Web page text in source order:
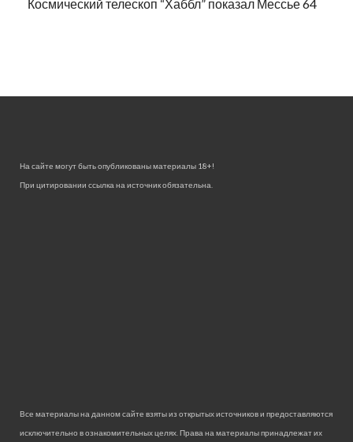
Космический телескоп “Хаббл” показал Мессье 64
На сайте могут быть опубликованы материалы 18+!
При цитировании ссылка на источник обязательна.
Все материалы на данном сайте взяты из открытых источников и предоставляются
исключительно в ознакомительных целях. Права на материалы принадлежат их